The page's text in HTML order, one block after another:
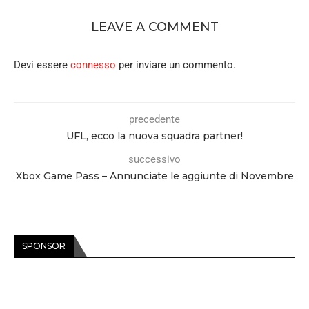
LEAVE A COMMENT
Devi essere connesso per inviare un commento.
precedente
UFL, ecco la nuova squadra partner!
successivo
Xbox Game Pass – Annunciate le aggiunte di Novembre
SPONSOR